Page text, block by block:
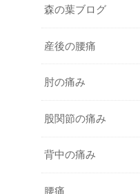
森の葉ブログ
産後の腰痛
肘の痛み
股関節の痛み
背中の痛み
腰痛